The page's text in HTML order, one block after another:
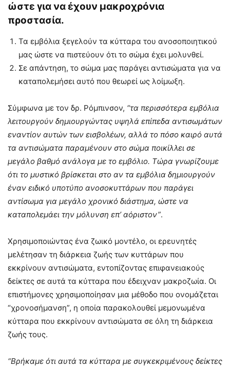
ώστε για να έχουν μακροχρόνια
προστασία.
Τα εμβόλια ξεγελούν τα κύτταρα του ανοσοποιητικού
μας ώστε να πιστεύουν ότι το σώμα έχει μολυνθεί.
Σε απάντηση, το σώμα μας παράγει αντισώματα για να
καταπολεμήσει αυτό που θεωρεί ως λοίμωξη.
Σύμφωνα με τον δρ. Ρόμπινσον, “τα περισσότερα εμβόλια
λειτουργούν δημιουργώντας υψηλά επίπεδα αντισωμάτων
εναντίον αυτών των εισβολέων, αλλά το πόσο καιρό αυτά
τα αντισώματα παραμένουν στο σώμα ποικίλλει σε
μεγάλο βαθμό ανάλογα με το εμβόλιο. Τώρα γνωρίζουμε
ότι το μυστικό βρίσκεται στο αν τα εμβόλια δημιουργούν
έναν ειδικό υποτύπο ανοσοκυττάρων που παράγει
αντίσωμα για μεγάλο χρονικό διάστημα, ώστε να
καταπολεμάει την μόλυνση επ’ αόριστον”.
Χρησιμοποιώντας ένα ζωικό μοντέλο, οι ερευνητές
μελέτησαν τη διάρκεια ζωής των κυττάρων που
εκκρίνουν αντισώματα, εντοπίζοντας επιφανειακούς
δείκτες σε αυτά τα κύτταρα που έδειχναν μακροζωία. Οι
επιστήμονες χρησιμοποίησαν μια μέθοδο που ονομάζεται
“χρονοσήμανση”, η οποία παρακολουθεί μεμονωμένα
κύτταρα που εκκρίνουν αντισώματα σε όλη τη διάρκεια
ζωής τους.
“Βρήκαμε ότι αυτά τα κύτταρα με συγκεκριμένους δείκτες